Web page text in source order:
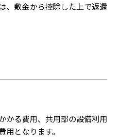
、敷金から控除した上で返還
かる費用、共用部の設備利用
となります。